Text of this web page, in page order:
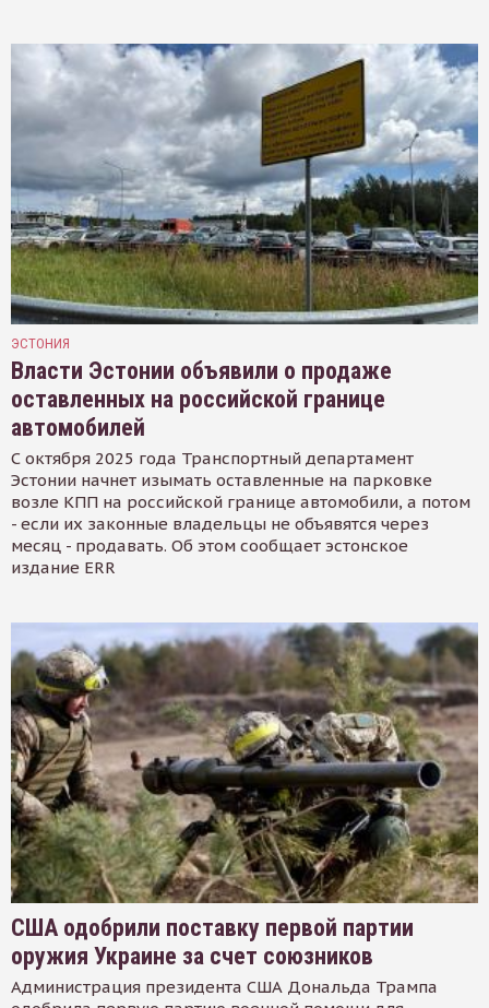
ЭСТОНИЯ
Власти Эстонии объявили о продаже
оставленных на российской границе
автомобилей
С октября 2025 года Транспортный департамент
Эстонии начнет изымать оставленные на парковке
возле КПП на российской границе автомобили, а потом
- если их законные владельцы не объявятся через
месяц - продавать. Об этом сообщает эстонское
издание ERR
США одобрили поставку первой партии
оружия Украине за счет союзников
Администрация президента США Дональда Трампа